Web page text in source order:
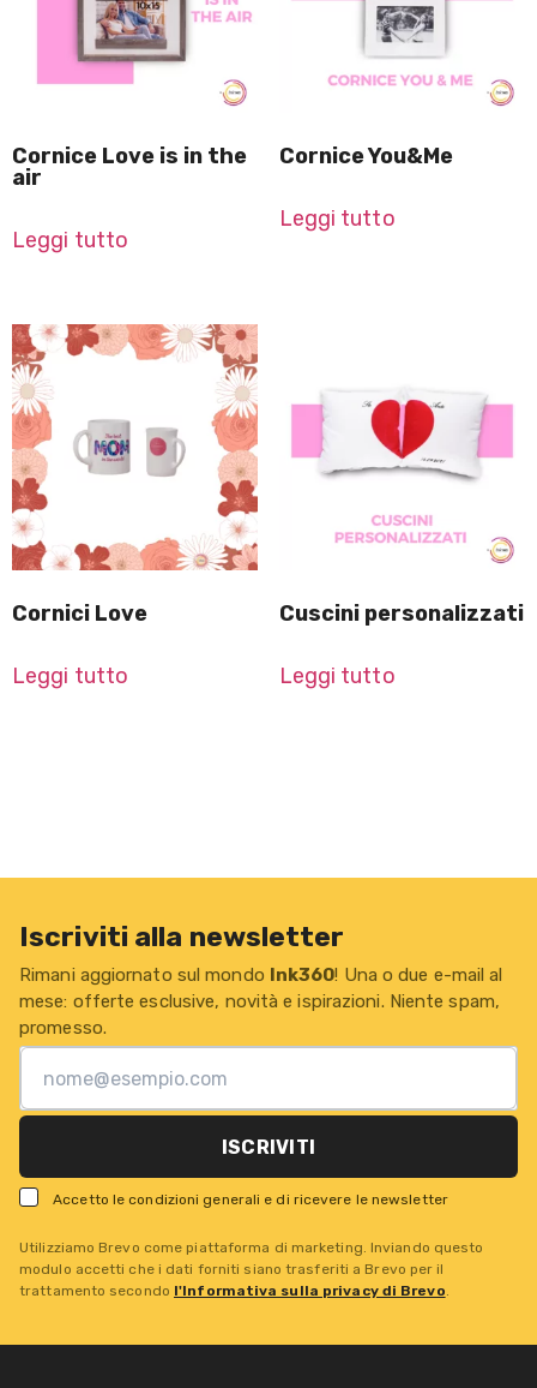
Cornice Love is in the
air
Leggi tutto
Cornice You&Me
Leggi tutto
Cornici Love
Leggi tutto
Cuscini personalizzati
Leggi tutto
Iscriviti alla newsletter
Rimani aggiornato sul mondo Ink360! Una o due e-mail al
mese: offerte esclusive, novità e ispirazioni. Niente spam,
promesso.
ISCRIVITI
Accetto le condizioni generali e di ricevere le newsletter
Utilizziamo Brevo come piattaforma di marketing. Inviando questo
modulo accetti che i dati forniti siano trasferiti a Brevo per il
trattamento secondo l'Informativa sulla privacy di Brevo.